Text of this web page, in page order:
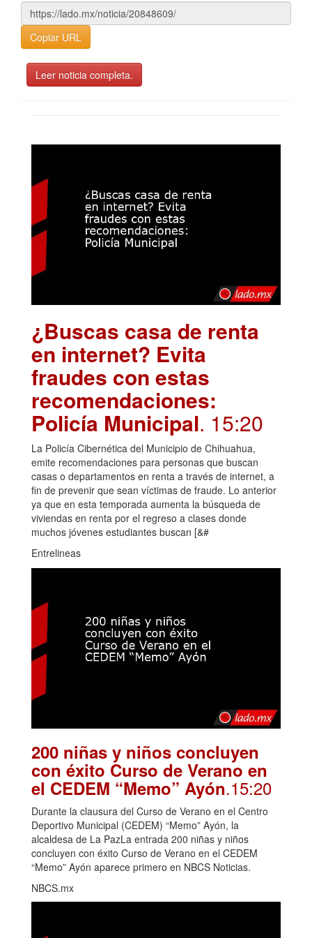
Copiar URL
Leer noticia completa.
¿Buscas casa de renta
en internet? Evita
fraudes con estas
recomendaciones:
Policía Municipal. 15:20
La Policía Cibernética del Municipio de Chihuahua,
emite recomendaciones para personas que buscan
casas o departamentos en renta a través de internet, a
fin de prevenir que sean víctimas de fraude. Lo anterior
ya que en esta temporada aumenta la búsqueda de
viviendas en renta por el regreso a clases donde
muchos jóvenes estudiantes buscan [&#
Entrelineas
200 niñas y niños concluyen
con éxito Curso de Verano en
el CEDEM “Memo” Ayón.15:20
Durante la clausura del Curso de Verano en el Centro
Deportivo Municipal (CEDEM) “Memo” Ayón, la
alcaldesa de La PazLa entrada 200 niñas y niños
concluyen con éxito Curso de Verano en el CEDEM
“Memo” Ayón aparece primero en NBCS Noticias.
NBCS.mx